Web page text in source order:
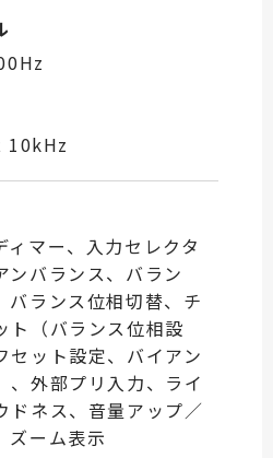
10kHz
ィマー、入力セレクタ
ンバランス、バラン
バランス位相切替、チ
ト（バランス位相設
セット設定、バイアン
、外部プリ入力、ライ
ドネス、音量アップ／
ズーム表示